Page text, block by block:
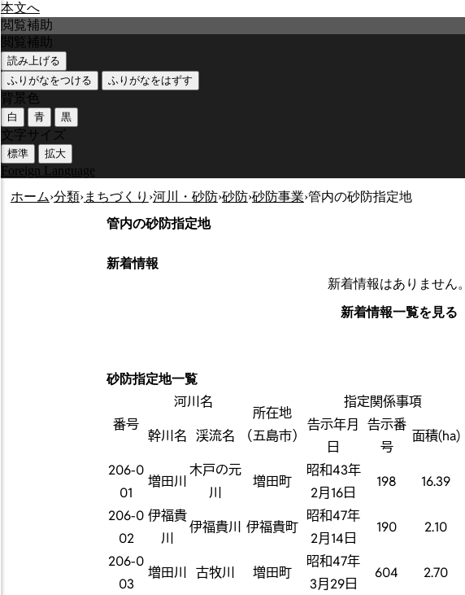
本文へ
閲覧補助
閲覧補助
読み上げる
ふりがなをつける
ふりがなをはずす
背景色
白 青 黒
文字サイズ
標準 拡大
Foreign Language
ホーム›分類›まちづくり ›河川・砂防›砂防›砂防事業›管内の砂防指定地
管内の砂防指定地
新着情報
新着情報はありません。
新着情報一覧を見る
砂防指定地一覧
番号
河川名
所在地
（五島市）
指定関係事項
幹川名 渓流名
告示年月
日
告示番
号
面積(ha)
206-0
01
増田川
木戸の元
川
増田町
昭和43年
2月16日
198
16.39
206-0
02
伊福貴
川
伊福貴川 伊福貴町
昭和47年
2月14日
190
2.10
206-0
03
増田川 古牧川 増田町
昭和47年
3月29日
604
2.70